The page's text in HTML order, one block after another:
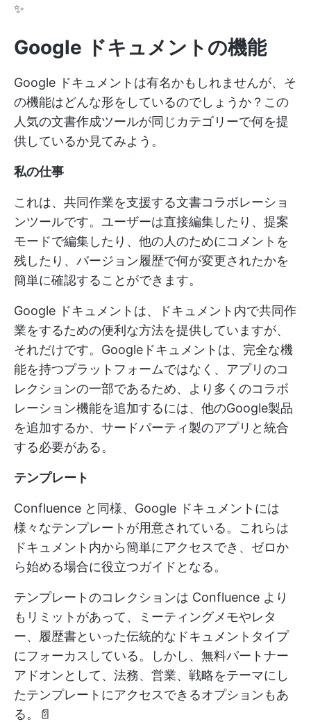
✨
Google ドキュメントの機能
Google ドキュメントは有名かもしれませんが、そ
の機能はどんな形をしているのでしょうか？この
人気の文書作成ツールが同じカテゴリーで何を提
供しているか見てみよう。
私の仕事
これは、共同作業を支援する文書コラボレーショ
ンツールです。ユーザーは直接編集したり、提案
モードで編集したり、他の人のためにコメントを
残したり、バージョン履歴で何が変更されたかを
簡単に確認することができます。
Google ドキュメントは、ドキュメント内で共同作
業をするための便利な方法を提供していますが、
それだけです。Googleドキュメントは、完全な機
能を持つプラットフォームではなく、アプリのコ
レクションの一部であるため、より多くのコラボ
レーション機能を追加するには、他のGoogle製品
を追加するか、サードパーティ製のアプリと統合
する必要がある。
テンプレート
Confluence と同様、Google ドキュメントには
様々なテンプレートが用意されている。これらは
ドキュメント内から簡単にアクセスでき、ゼロか
ら始める場合に役立つガイドとなる。
テンプレートのコレクションは Confluence より
もリミットがあって、ミーティングメモやレタ
ー、履歴書といった伝統的なドキュメントタイプ
にフォーカスしている。しかし、無料パートナー
アドオンとして、法務、営業、戦略をテーマにし
たテンプレートにアクセスできるオプションもあ
る。📄